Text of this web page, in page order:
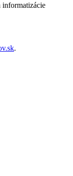
informatizácie
.